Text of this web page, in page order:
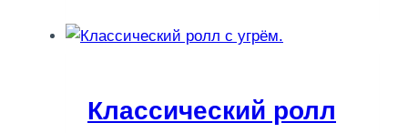
Классический ролл